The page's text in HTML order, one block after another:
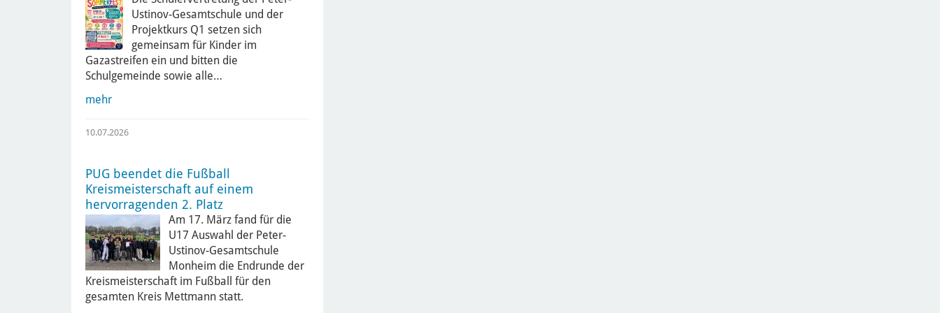
Ustinov-Gesamtschule und der
Projektkurs Q1 setzen sich
gemeinsam für Kinder im
Gazastreifen ein und bitten die
Schulgemeinde sowie alle…
mehr
10.07.2026
PUG beendet die Fußball
Kreismeisterschaft auf einem
hervorragenden 2. Platz
Am 17. März fand für die
U17 Auswahl der Peter-
Ustinov-Gesamtschule
Monheim die Endrunde der
Kreismeisterschaft im Fußball für den
gesamten Kreis Mettmann statt.